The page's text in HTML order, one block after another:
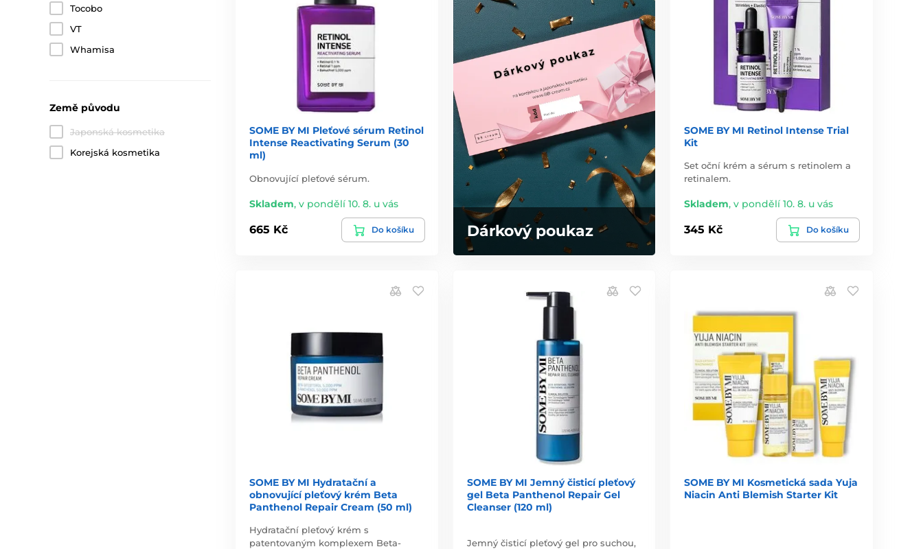
Tocobo
VT
Whamisa
Země původu
Japonská kosmetika
Korejská kosmetika
SOME BY MI Pleťové sérum Retinol
Intense Reactivating Serum (30
ml)
Obnovující pleťové sérum.
Skladem, v pondělí 10. 8. u vás
665 Kč Do košíku Dárkový poukaz
SOME BY MI Retinol Intense Trial
Kit
Set oční krém a sérum s retinolem a
retinalem.
Skladem,v pondělí 10. 8. u vás
345 Kč Do košíku
SOME BY MI Hydratační a
obnovující pleťový krém Beta
Panthenol Repair Cream (50 ml)
Hydratační pleťový krém s
patentovaným komplexem Beta-
SOME BY MI Jemný čisticí pleťový
gel Beta Panthenol Repair Gel
Cleanser (120 ml)
Jemný čisticí pleťový gel pro suchou,
SOME BY MI Kosmetická sada Yuja
Niacin Anti Blemish Starter Kit